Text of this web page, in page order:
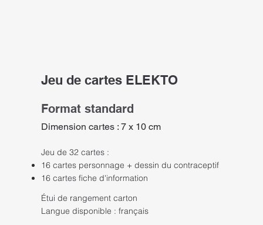
Jeu de cartes ELEKTO
Format standard
Dimension cartes : 7 x 10 cm
Jeu de 32 cartes :
16 cartes personnage + dessin du contraceptif
16 cartes fiche d'information
Étui de rangement carton
Langue disponible : français